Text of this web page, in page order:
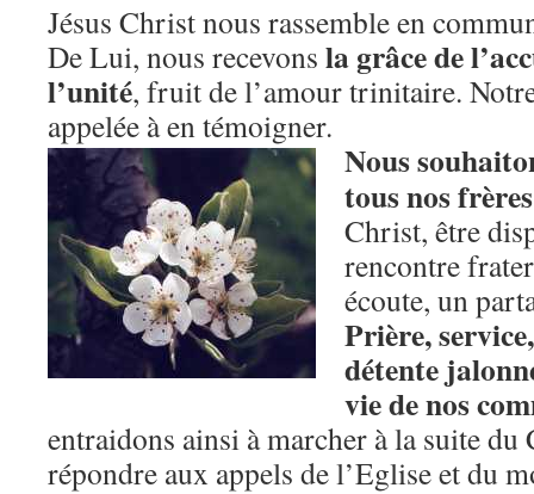
Jésus Christ nous rassemble en
De Lui, nous recevons la grâce de
l’unité, fruit de l’amour trinitaire.
appelée à en témoigner.
Nous
tous nos
Christ, être
rencontre
écoute, un
Prière,
détente
vie de nos
entraidons ainsi à marcher à la suite
répondre aux appels de l’Eglise et du